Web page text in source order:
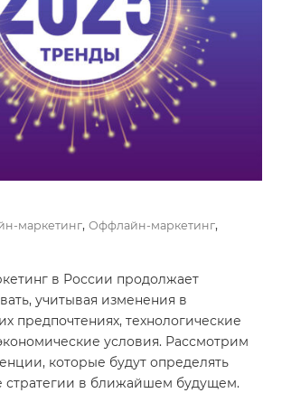
для мебельного бизнеса
для туристического бизнеса
сайтов
маркетинг,Оффлайн-маркетинг,
в России продолжает
учитывая изменения в
предпочтениях, технологические
условия. Рассмотрим
которые будут определять
стратегии в ближайшем будущем.